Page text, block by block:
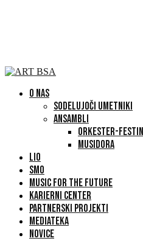
O NAS
SODELUJOČI UMETNIKI
ANSAMBLI
ORKESTER-
MUSIDORA
LIO
SMO
MUSIC FOR THE FUTURE
KARIERNI CENTER
PARTNERSKI PROJEKTI
MEDIATEKA
NOVICE